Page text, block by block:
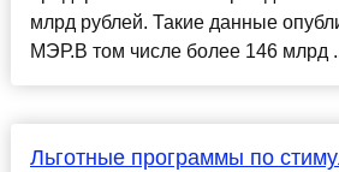
млрд рублей. Такие данные
МЭР.В том числе более 146 млрд
Льготные программы по